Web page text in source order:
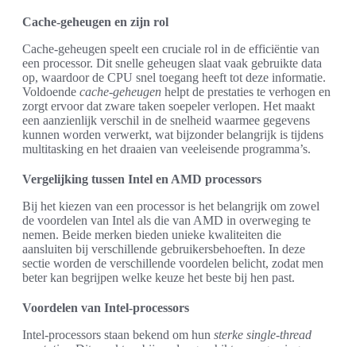
Cache-geheugen en zijn rol
Cache-geheugen speelt een cruciale rol in de efficiëntie van
een processor. Dit snelle geheugen slaat vaak gebruikte data
op, waardoor de CPU snel toegang heeft tot deze informatie.
Voldoende cache-geheugen helpt de prestaties te verhogen en
zorgt ervoor dat zware taken soepeler verlopen. Het maakt
een aanzienlijk verschil in de snelheid waarmee gegevens
kunnen worden verwerkt, wat bijzonder belangrijk is tijdens
multitasking en het draaien van veeleisende programma’s.
Vergelijking tussen Intel en AMD processors
Bij het kiezen van een processor is het belangrijk om zowel
de voordelen van Intel als die van AMD in overweging te
nemen. Beide merken bieden unieke kwaliteiten die
aansluiten bij verschillende gebruikersbehoeften. In deze
sectie worden de verschillende voordelen belicht, zodat men
beter kan begrijpen welke keuze het beste bij hen past.
Voordelen van Intel-processors
Intel-processors staan bekend om hun sterke single-thread